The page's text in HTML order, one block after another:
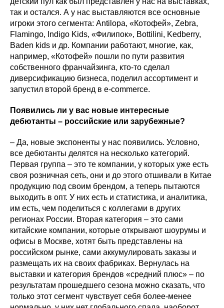
так и остался. А у нас выставляются все основные
игроки этого сегмента: Antilopa, «Котофей», Zebra,
Flamingo, Indigo Kids, «Филипок», Bottilini, Kedberry,
Baden kids и др. Компании работают, многие, как,
например, «Котофей» пошли по пути развития
собственного франчайзинга, кто-то сделал
диверсификацию бизнеса, поделил ассортимент и
запустил второй бренд в e-commerce.
Появились ли у вас новые интересные
дебютанты – российские или зарубежные?
– Да, новые экспоненты у нас появились. Условно,
все дебютанты делятся на несколько категорий.
Первая группа – это те компании, у которых уже есть
своя розничная сеть, они и до этого отшивали в Китае
продукцию под своим брендом, а теперь пытаются
выходить в опт. У них есть и статистика, и аналитика,
им есть, чем поделиться с коллегами в других
регионах России. Вторая категория – это сами
китайские компании, которые открывают шоурумы и
офисы в Москве, хотят быть представлены на
российском рынке, сами аккумулировать заказы и
размещать их на своих фабриках. Вернулась на
выставки и категория брендов «средний плюс» – по
результатам прошедшего сезона можно сказать, что
только этот сегмент чувствует себя более-менее